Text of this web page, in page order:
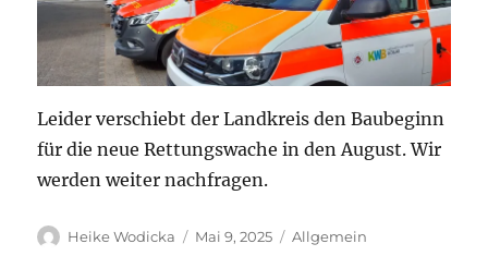
Leider verschiebt der Landkreis den Baubeginn
für die neue Rettungswache in den August. Wir
werden weiter nachfragen.
Autor
Heike Wodicka
Veröffentlicht
Mai 9, 2025 Kategorien
Allgemein